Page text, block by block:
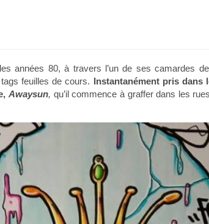
années 80, à travers l’un de ses camardes
feuilles de cours. Instantanément pris dans
Awaysun, qu’il commence à graffer dans les